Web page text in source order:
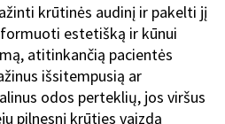
krūtinės audinį ir pakelti jį
estetišką ir kūnui
atitinkančią pacientės
išsitempusią ar
odos perteklių, jos viršus
pilnesnį krūties vaizdą